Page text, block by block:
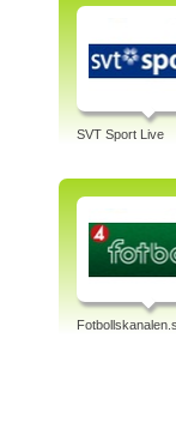
SVT Sport Live